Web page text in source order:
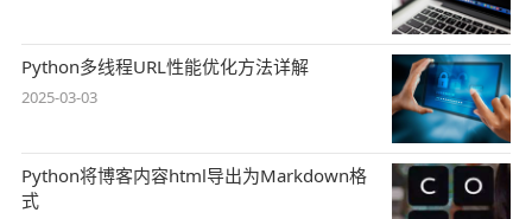
Python多线程URL性能优化方法详解
2025-03-03
Python将博客内容html导出为Markdown格
式